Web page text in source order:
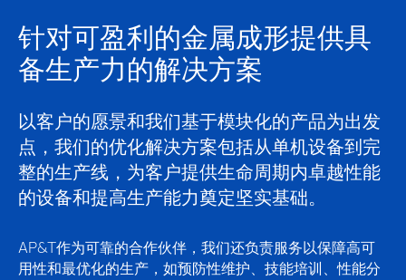
针对可盈利的金属成形提供具
备生产力的解决方案
以客户的愿景和我们基于模块化的产品为出发
点，我们的优化解决方案包括从单机设备到完
整的生产线，为客户提供生命周期内卓越性能
的设备和提高生产能力奠定坚实基础。
AP&T作为可靠的合作伙伴，我们还负责服务以保障高可
用性和最优化的生产，如预防性维护、技能培训、性能分